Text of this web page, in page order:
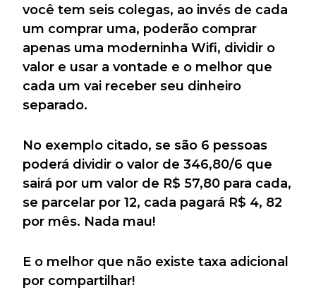
você tem seis colegas, ao invés de cada
um comprar uma, poderão comprar
apenas uma moderninha Wifi, dividir o
valor e usar a vontade e o melhor que
cada um vai receber seu dinheiro
separado.
No exemplo citado, se são 6 pessoas
poderá dividir o valor de 346,80/6 que
sairá por um valor de R$ 57,80 para cada,
se parcelar por 12, cada pagará R$ 4, 82
por mês. Nada mau!
E o melhor que não existe taxa adicional
por compartilhar!